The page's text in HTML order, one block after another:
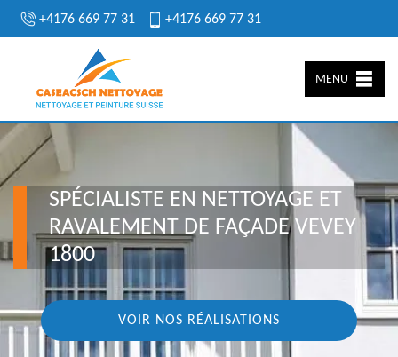
+4176 669 77 31 +4176 669 77 31
MENU
SPÉCIALISTE EN NETTOYAGE ET
RAVALEMENT DE FAÇADE VEVEY
1800
VOIR NOS RÉALISATIONS